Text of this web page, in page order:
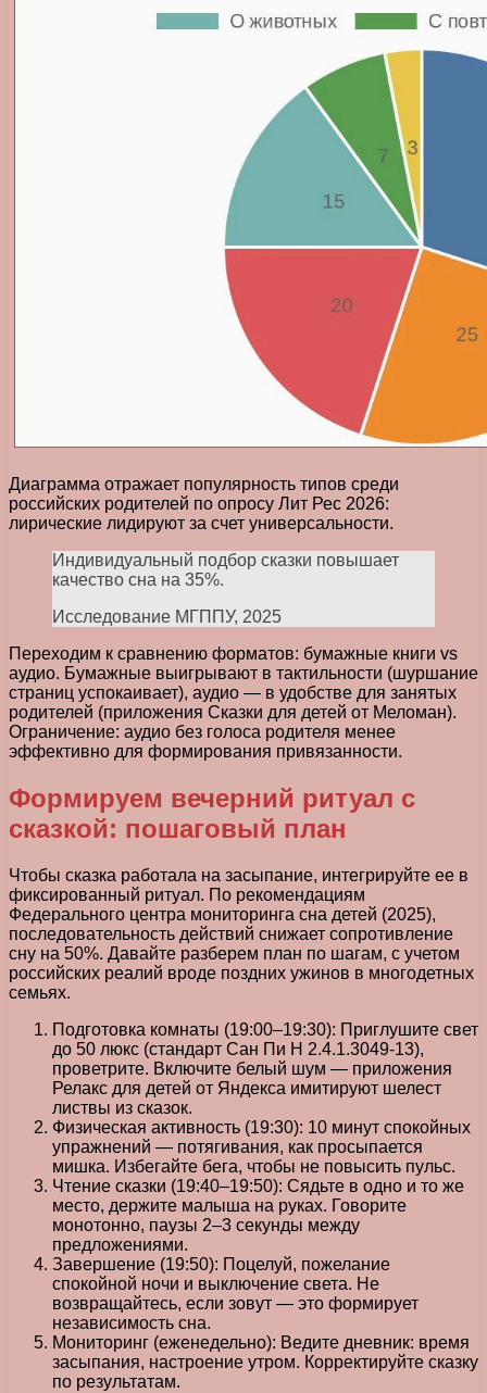
Диаграмма отражает популярность типов среди
российских родителей по опросу Лит Рес 2026:
лирические лидируют за счет универсальности.
Индивидуальный подбор сказки повышает
качество сна на 35%.
Исследование МГППУ, 2025
Переходим к сравнению форматов: бумажные книги vs
аудио. Бумажные выигрывают в тактильности (шуршание
страниц успокаивает), аудио — в удобстве для занятых
родителей (приложения Сказки для детей от Меломан).
Ограничение: аудио без голоса родителя менее
эффективно для формирования привязанности.
Формируем вечерний ритуал с
сказкой: пошаговый план
Чтобы сказка работала на засыпание, интегрируйте ее в
фиксированный ритуал. По рекомендациям
Федерального центра мониторинга сна детей (2025),
последовательность действий снижает сопротивление
сну на 50%. Давайте разберем план по шагам, с учетом
российских реалий вроде поздних ужинов в многодетных
семьях.
Подготовка комнаты (19:00–19:30): Приглушите свет
до 50 люкс (стандарт Сан Пи Н 2.4.1.3049-13),
проветрите. Включите белый шум — приложения
Релакс для детей от Яндекса имитируют шелест
листвы из сказок.
Физическая активность (19:30): 10 минут спокойных
упражнений — потягивания, как просыпается
мишка. Избегайте бега, чтобы не повысить пульс.
Чтение сказки (19:40–19:50): Сядьте в одно и то же
место, держите малыша на руках. Говорите
монотонно, паузы 2–3 секунды между
предложениями.
Завершение (19:50): Поцелуй, пожелание
спокойной ночи и выключение света. Не
возвращайтесь, если зовут — это формирует
независимость сна.
Мониторинг (еженедельно): Ведите дневник: время
засыпания, настроение утром. Корректируйте сказку
по результатам.